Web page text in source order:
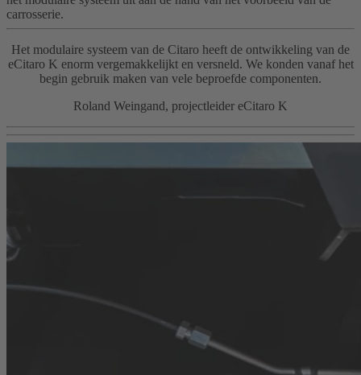
carrosserie.
Het modulaire systeem van de Citaro heeft de ontwikkeling van de
eCitaro K enorm vergemakkelijkt en versneld. We konden vanaf het
begin gebruik maken van vele beproefde componenten.
Roland Weingand, projectleider eCitaro K